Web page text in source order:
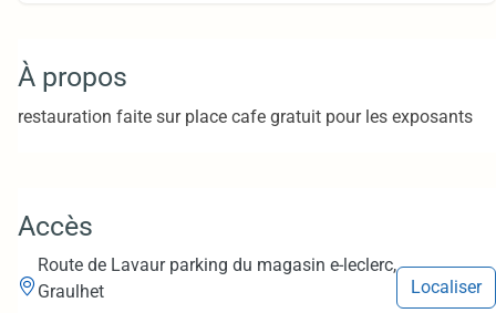
À propos
restauration faite sur place cafe gratuit pour les exposants
Accès
Route de Lavaur parking du magasin e-leclerc,
Graulhet
Localiser